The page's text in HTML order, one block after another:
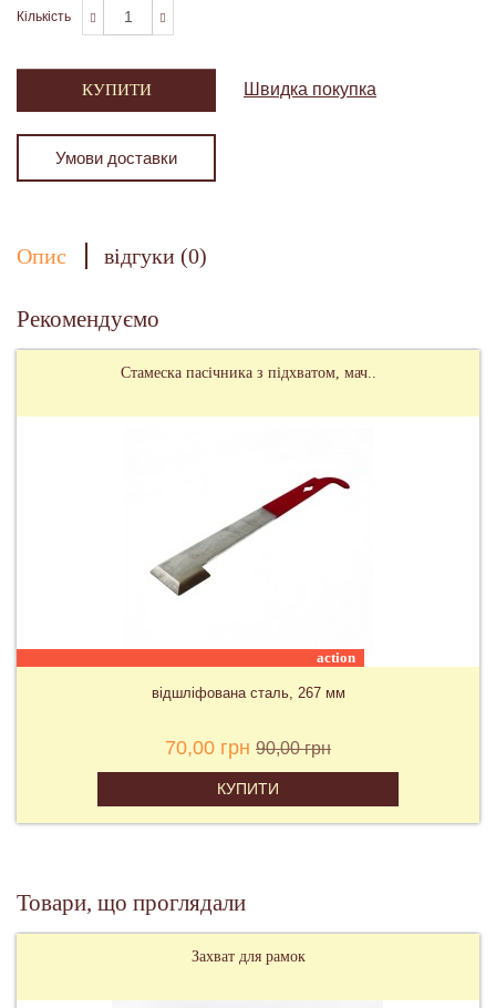
Кількість
КУПИТИ Швидка покупка
Умови доставки
Опис відгуки (0)
Рекомендуємо
Стамеска пасічника з підхватом, мач..
action
відшліфована сталь, 267 мм
70,00 грн 90,00 грн
КУПИТИ
Товари, що проглядали
Захват для рамок